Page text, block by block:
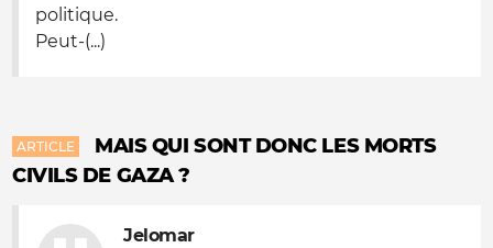
politique.
Peut-(...)
ARTICLE
MAIS QUI SONT DONC LES MORTS
CIVILS DE GAZA ?
Jelomar